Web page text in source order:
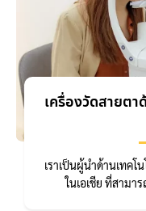
เครื่องวัดสายตา
เราเป็นผู้นำด้านเทคโ
ในเอเชีย ที่สามา